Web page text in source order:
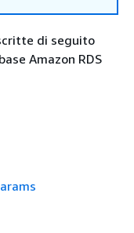
di seguito
Amazon RDS